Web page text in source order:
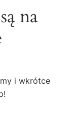
na
i wkrótce